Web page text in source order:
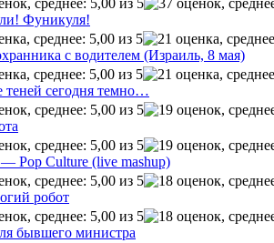
Фуникуля!
с водителем (Израиль, 8 мая)
теней сегодня темно…
Pop Culture (live mashup)
робот
бывшего министра